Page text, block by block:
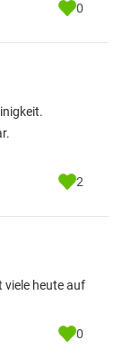
0
2
viele heute auf
0